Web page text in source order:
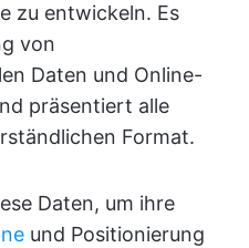
zu entwickeln. Es
von
Daten und Online-
präsentiert alle
Format.
Daten, um ihre
und Positionierung